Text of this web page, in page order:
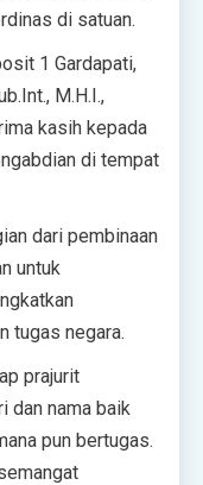
di satuan.
1 Gardapati,
M.H.I.,
kasih kepada
di tempat
dari pembinaan
untuk
tugas negara.
prajurit
dan nama baik
pun bertugas.